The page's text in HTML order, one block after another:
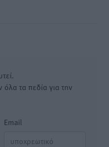
τα πεδία για την
Email